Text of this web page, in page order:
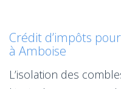
Crédit d’impôts
à Amboise
L’isolation des